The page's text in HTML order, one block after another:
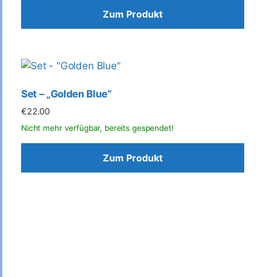
Zum Produkt
Set – „Golden Blue“
€22.00
Zum Produkt